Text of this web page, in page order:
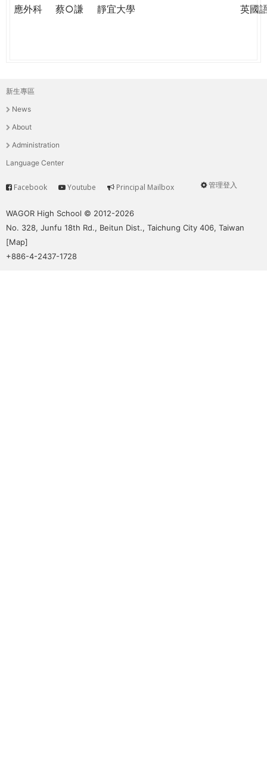
應外科
蔡○謙 靜宜大學 英國
主
選
單
新生專區
News
About
Administration
Language Center
User
管理登入
Service
Facebook Youtube Principal Mailbox
WAGOR High School © 2012-2026
No. 328, Junfu 18th Rd., Beitun Dist., Taichung City 406, Taiwan
[Map]
+886-4-2437-1728